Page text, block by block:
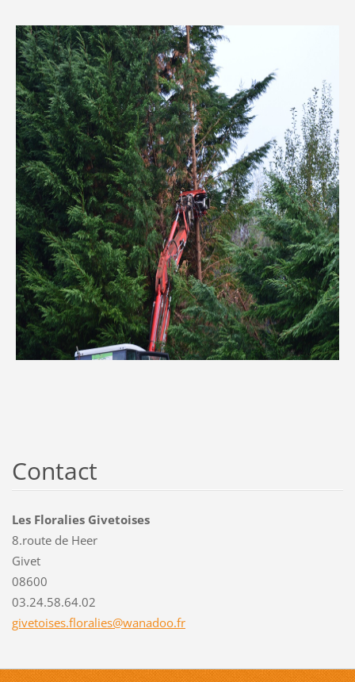
Contact
Les Floralies Givetoises
8.route de Heer
Givet
08600
03.24.58.64.02
givetoises.floralies@wanadoo.fr